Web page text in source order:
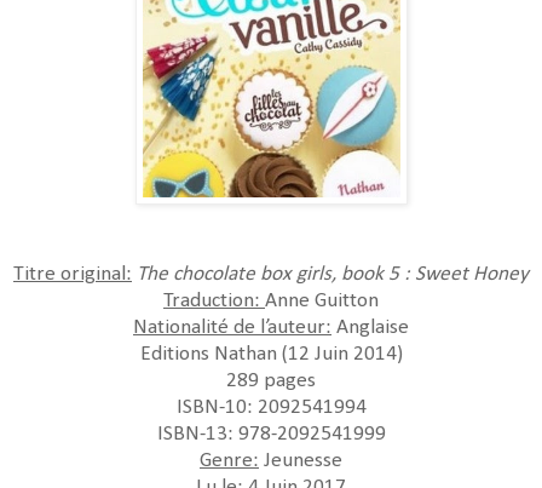
Titre original: The chocolate box girls, book 5 : Sweet Honey
Traduction: Anne Guitton
Nationalité de l’auteur: Anglaise
Editions Nathan (12 Juin 2014)
289 pages
ISBN-10: 2092541994
ISBN-13: 978-2092541999
Genre: Jeunesse